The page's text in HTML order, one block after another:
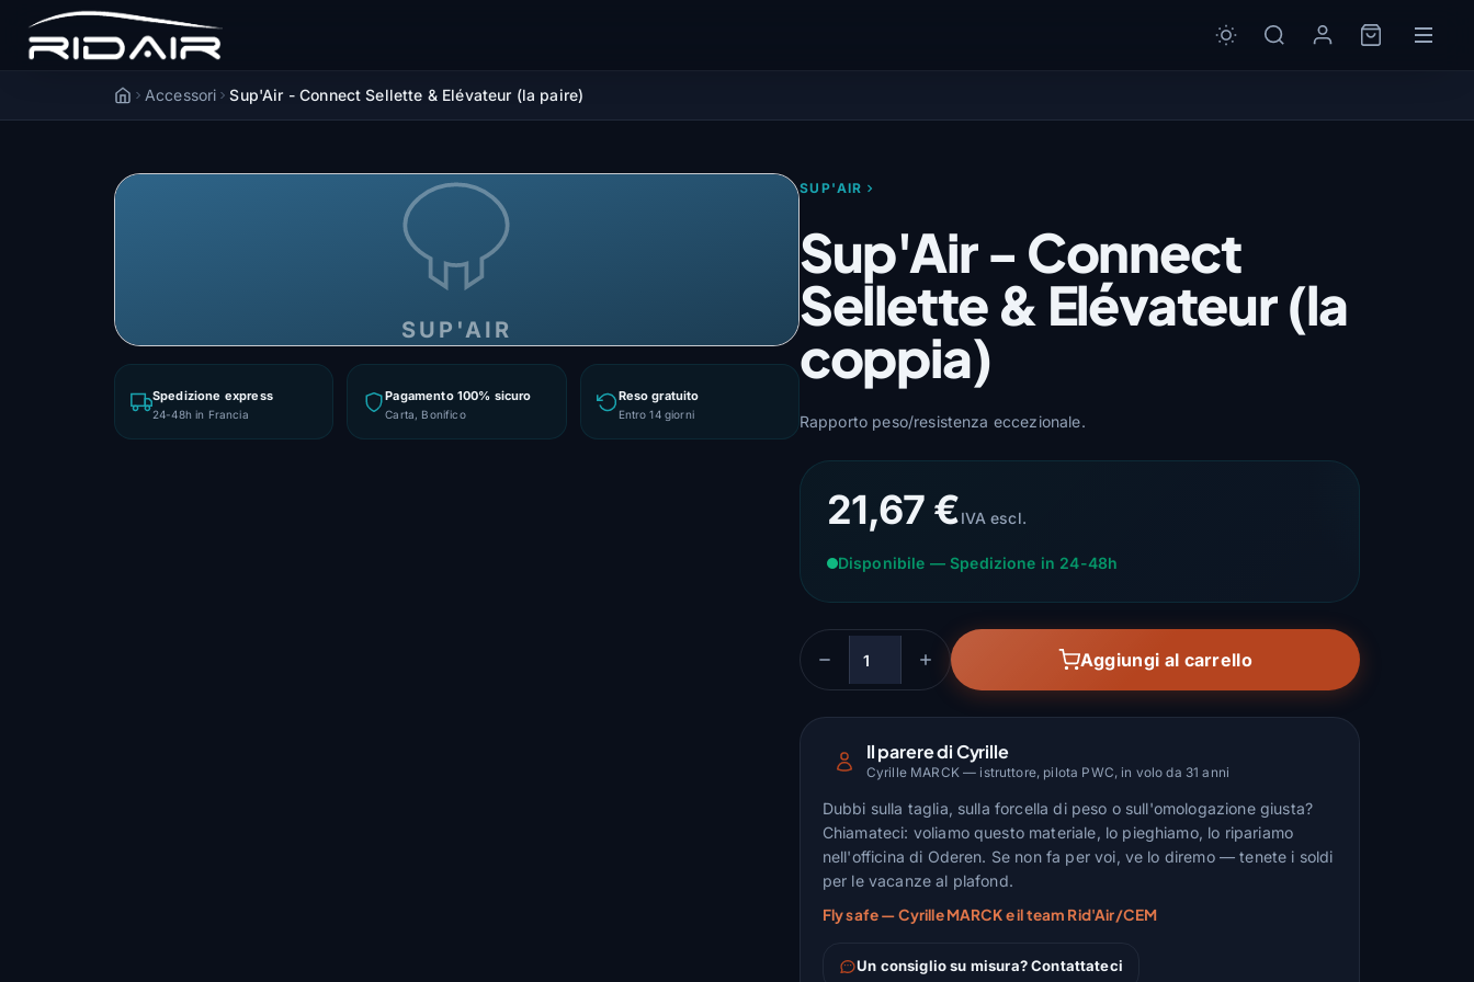
AccueilAccessori Sup'Air - Connect Sellette & Elévateur (la paire)
SUP'AIR
Spedizione express
24-48h in Francia
Pagamento 100% sicuro
Carta, Bonifico
Reso gratuito
Entro 14 giorni
SUP'AIR
Sup'Air - Connect
Sellette & Elévateur (la
coppia)
Rapporto peso/resistenza eccezionale.
21,67 €IVA escl.
Disponibile — Spedizione in 24-48h
Quantità
Aggiungi al carrello
Il parere di Cyrille
Cyrille MARCK — istruttore, pilota PWC, in volo da 31 anni
Dubbi sulla taglia, sulla forcella di peso o sull'omologazione giusta?
Chiamateci: voliamo questo materiale, lo pieghiamo, lo ripariamo
nell'officina di Oderen. Se non fa per voi, ve lo diremo — tenete i soldi
per le vacanze al plafond.
Fly safe — Cyrille MARCK e il team Rid'Air/CEM
Un consiglio su misura? Contattateci